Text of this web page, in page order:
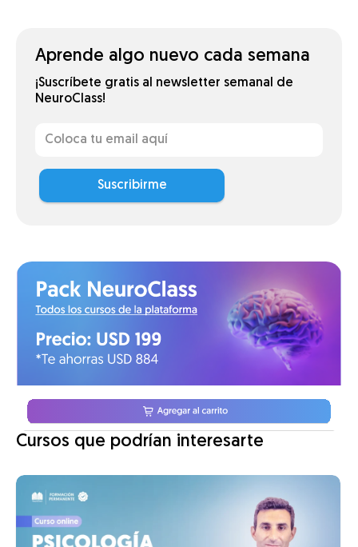
Aprende algo nuevo cada semana
¡Suscríbete gratis al newsletter semanal de
NeuroClass!
Suscribirme
Cursos que podrían interesarte